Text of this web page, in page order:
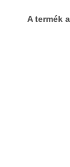
A termék